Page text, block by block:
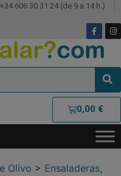
+34 606 30 31 24 (de 9 a 14 h.)
0,00 €
Olivo > Ensaladeras,